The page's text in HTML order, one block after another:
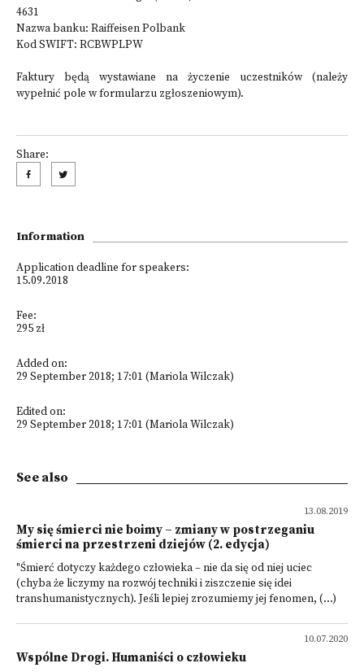
4631
Nazwa banku: Raiffeisen Polbank
Kod SWIFT: RCBWPLPW
Faktury będą wystawiane na życzenie uczestników (należy
wypełnić pole w formularzu zgłoszeniowym).
Share:
Information
Application deadline for speakers:
15.09.2018
Fee:
295 zł
Added on:
29 September 2018; 17:01 (Mariola Wilczak)
Edited on:
29 September 2018; 17:01 (Mariola Wilczak)
See also
13.08.2019
My się śmierci nie boimy – zmiany w postrzeganiu
śmierci na przestrzeni dziejów (2. edycja)
"Śmierć dotyczy każdego człowieka – nie da się od niej uciec
(chyba że liczymy na rozwój techniki i ziszczenie się idei
transhumanistycznych). Jeśli lepiej zrozumiemy jej fenomen, (...)
10.07.2020
Wspólne Drogi. Humaniści o człowieku